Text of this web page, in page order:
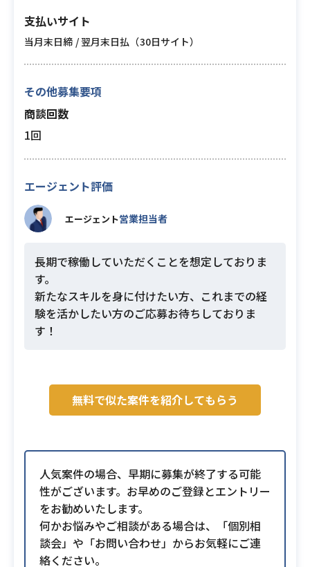
支払いサイト
当月末日締 / 翌月末日払（30日サイト）
その他募集要項
商談回数
1回
エージェント評価
エージェント営業担当者
長期で稼働していただくことを想定しておりま
す。
新たなスキルを身に付けたい方、これまでの経
験を活かしたい方のご応募お待ちしておりま
す！
無料で似た案件を紹介してもらう
人気案件の場合、早期に募集が終了する可能
性がございます。お早めのご登録とエントリー
をお勧めいたします。
何かお悩みやご相談がある場合は、「個別相
談会」や「お問い合わせ」からお気軽にご連
絡ください。